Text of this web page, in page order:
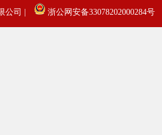
公司 | 浙公网安备33078202000284号